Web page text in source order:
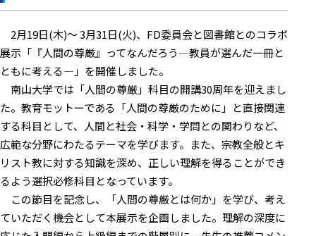
2月19日(木)～ 3月31日(火)、FD委員会と図書館とのコラボ
展示「『人間の尊厳』ってなんだろう―教員が選んだ⼀冊と
ともに考える―」を開催しました。
南山大学では「人間の尊厳」科目の開講30周年を迎えまし
た。 教育モットーである「人間の尊厳のために」と直接関連
する科目として、人間と社会・科学・学問との関わりなど、
広範な分野にわたるテーマを学びます。また、宗教全般とキ
リスト教に対する知識を深め、正しい理解を得ることができ
るよう選択必修科目となっています。
この節目を記念し、「人間の尊厳とは何か」を学び、考え
ていただく機会として本展示を企画しました。理解の深度に